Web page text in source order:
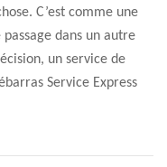
C’est comme une
dans un autre
un service de
Service Express